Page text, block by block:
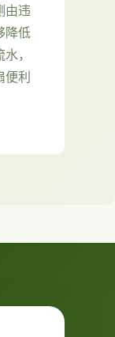
由违
降低
，
便利